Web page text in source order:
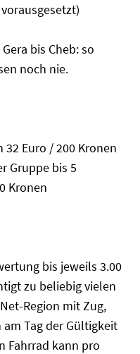
bis Cheb: so
noch nie.
Euro / 200 Kronen
Gruppe bis 5
Kronen
bis jeweils 3.00
zu beliebig vielen
Region mit Zug,
Tag der Gültigkeit
Fahrrad kann pro